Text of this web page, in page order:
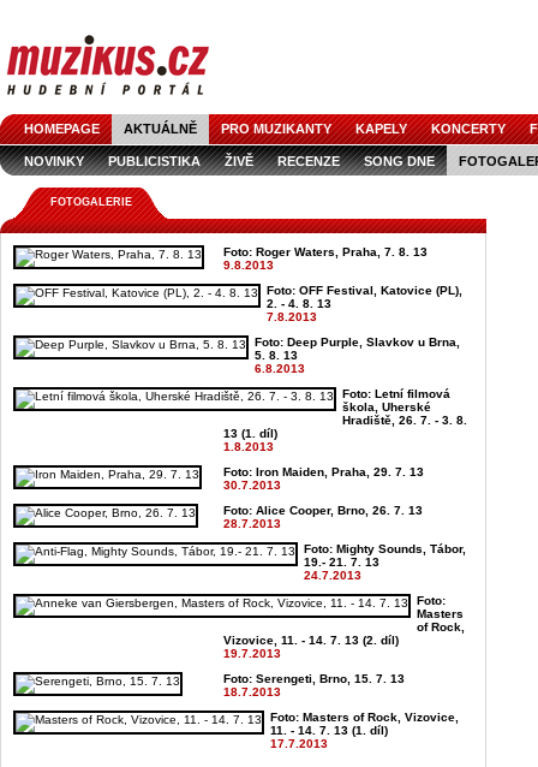
HOMEPAGE AKTUÁLNĚ PRO MUZIKANTY KAPELY KONCERTY
NOVINKY PUBLICISTIKA ŽIVĚ RECENZE SONG DNE
FOTOGALERIE
Foto: Roger Waters, Praha, 7. 8. 13
9.8.2013
Foto: OFF Festival, Katovice (PL),
2. - 4. 8. 13
7.8.2013
Foto: Deep Purple, Slavkov u Brna,
5. 8. 13
6.8.2013
Foto: Letní filmová
škola, Uherské
Hradiště, 26. 7. - 3. 8.
13 (1. díl)
1.8.2013
Foto: Iron Maiden, Praha, 29. 7. 13
30.7.2013
Foto: Alice Cooper, Brno, 26. 7. 13
28.7.2013
Foto: Mighty Sounds, Tábor,
19.- 21. 7. 13
24.7.2013
Foto:
Masters
of Rock,
Vizovice, 11. - 14. 7. 13 (2. díl)
19.7.2013
Foto: Serengeti, Brno, 15. 7. 13
18.7.2013
Foto: Masters of Rock, Vizovice,
11. - 14. 7. 13 (1. díl)
17.7.2013